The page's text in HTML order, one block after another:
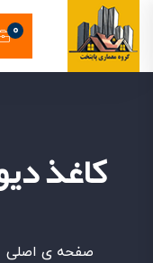
0
کاغذ
صفحه ی اصلی